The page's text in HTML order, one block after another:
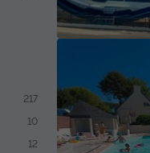
217
10
12